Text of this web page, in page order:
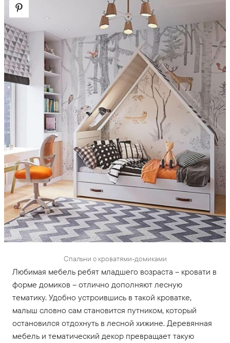
Спальни с кроватями-домиками
Любимая мебель ребят младшего возраста – кровати в
форме домиков – отлично дополняют лесную
тематику. Удобно устроившись в такой кроватке,
малыш словно сам становится путником, который
остановился отдохнуть в лесной хижине. Деревянная
мебель и тематический декор превращает такую